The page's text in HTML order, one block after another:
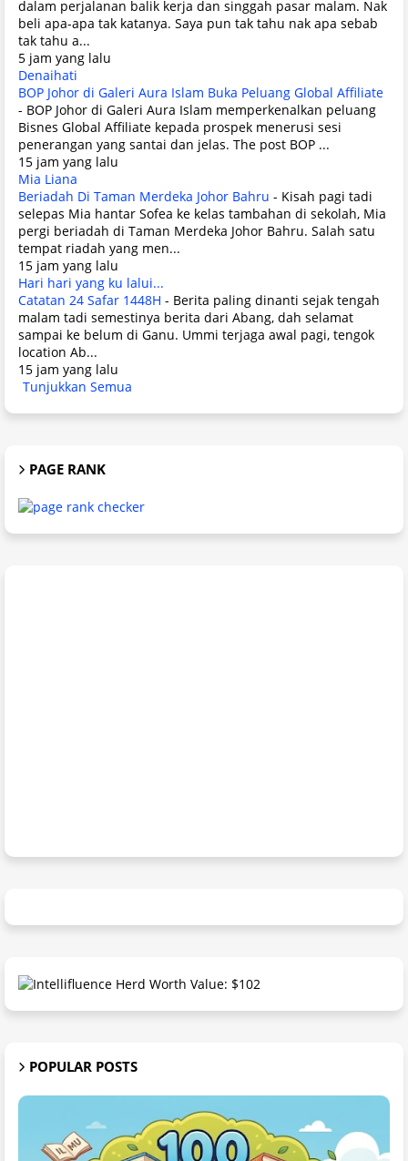
dalam perjalanan balik kerja dan singgah pasar malam. Nak
beli apa-apa tak katanya. Saya pun tak tahu nak apa sebab
tak tahu a...
5 jam yang lalu
Denaihati
BOP Johor di Galeri Aura Islam Buka Peluang Global Affiliate
- BOP Johor di Galeri Aura Islam memperkenalkan peluang
Bisnes Global Affiliate kepada prospek menerusi sesi
penerangan yang santai dan jelas. The post BOP ...
15 jam yang lalu
Mia Liana
Beriadah Di Taman Merdeka Johor Bahru - Kisah pagi tadi
selepas Mia hantar Sofea ke kelas tambahan di sekolah, Mia
pergi beriadah di Taman Merdeka Johor Bahru. Salah satu
tempat riadah yang men...
15 jam yang lalu
Hari hari yang ku lalui...
Catatan 24 Safar 1448H - Berita paling dinanti sejak tengah
malam tadi semestinya berita dari Abang, dah selamat
sampai ke belum di Ganu. Ummi terjaga awal pagi, tengok
location Ab...
15 jam yang lalu
Tunjukkan Semua
PAGE RANK
POPULAR POSTS